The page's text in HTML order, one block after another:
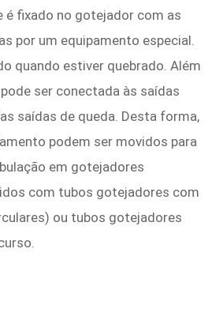
é fixado no gotejador com as
por um equipamento especial.
quando estiver quebrado. Além
ser conectada às saídas
saídas de queda. Desta forma,
podem ser movidos para
em gotejadores
com tubos gotejadores com
ou tubos gotejadores